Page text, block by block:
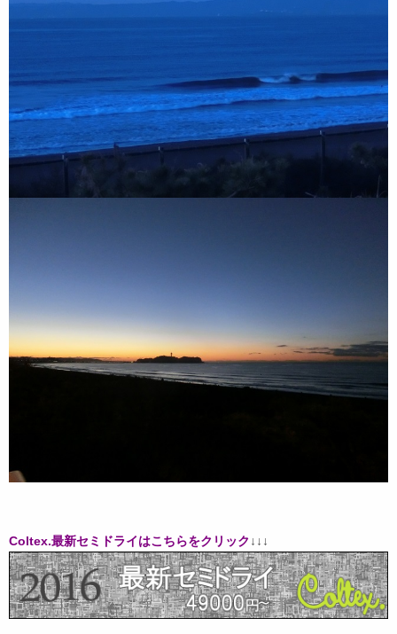
Coltex.最新セミドライはこちらをクリック↓↓↓